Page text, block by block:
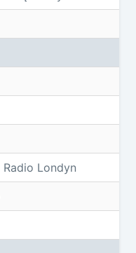
Radio Londyn